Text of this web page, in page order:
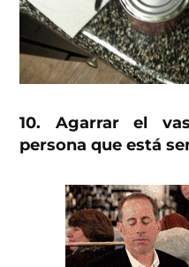
10. Agarrar el
persona que está